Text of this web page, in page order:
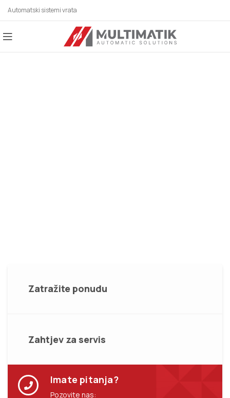
Automatski sistemi vrata
Zatražite ponudu
Zahtjev za servis
Imate pitanja?
Pozovite nas: